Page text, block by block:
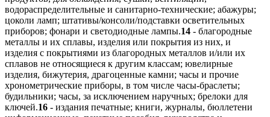
водораспределительные и санитарно-технические; абажуры;
цоколи ламп; штативы/консоли/подставки осветительных
приборов; фонари и светодиодные лампы.14 - благородные
металлы и их сплавы, изделия или покрытия из них, и
изделия с покрытиями из благородных металлов и/или их
сплавов не относящиеся к другим классам; ювелирные
изделия, бижутерия, драгоценные камни; часы и прочие
хронометрические приборы, в том числе часы-браслеты;
будильники; часы, за исключением наручных; брелоки для
ключей.16 - издания печатные; книги, журналы, бюллетени